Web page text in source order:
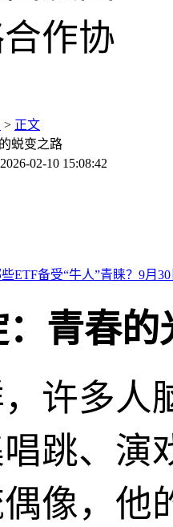
> 正文
蜕变之路
2026-02-10 15:08:42
青春
许多人
跳、演
像，他